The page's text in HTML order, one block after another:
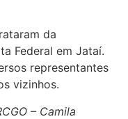
da
Federal em Jataí.
representantes
vizinhos.
– Camila